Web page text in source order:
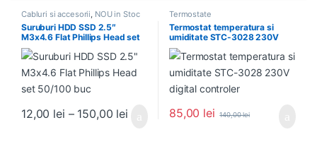
Cabluri si accesorii, NOU in Stoc
Suruburi HDD SSD 2.5″
M3x4.6 Flat Phillips Head set
50/100 buc
12,00 lei – 150,00 lei Interval de prețuri: 12,00 lei până
Acest produs are mai multe variații. Opțiunile pot fi alese în
Termostate
Termostat temperatura si
umiditate STC-3028 230V
digital controler
85,00 lei 140,00lei